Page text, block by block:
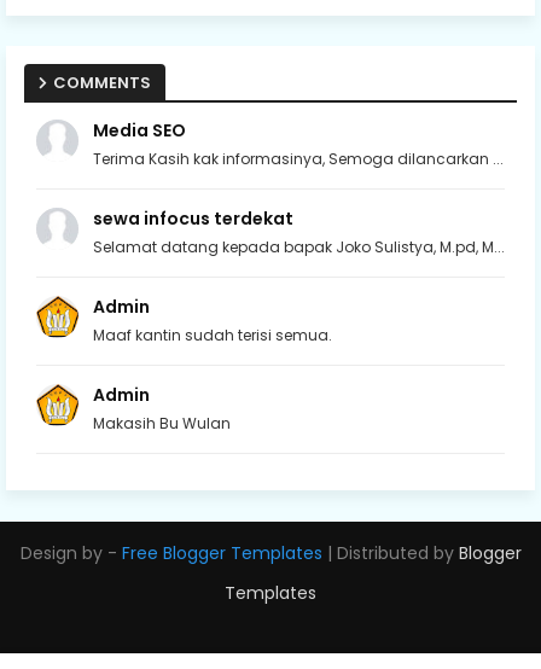
COMMENTS
Media SEO
Terima Kasih kak informasinya, Semoga dilancarkan ...
sewa infocus terdekat
Selamat datang kepada bapak Joko Sulistya, M.pd, M...
Admin
Maaf kantin sudah terisi semua.
Admin
Makasih Bu Wulan
Design by - Free Blogger Templates | Distributed by Blogger
Templates